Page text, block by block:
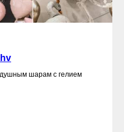
шарам с гелием